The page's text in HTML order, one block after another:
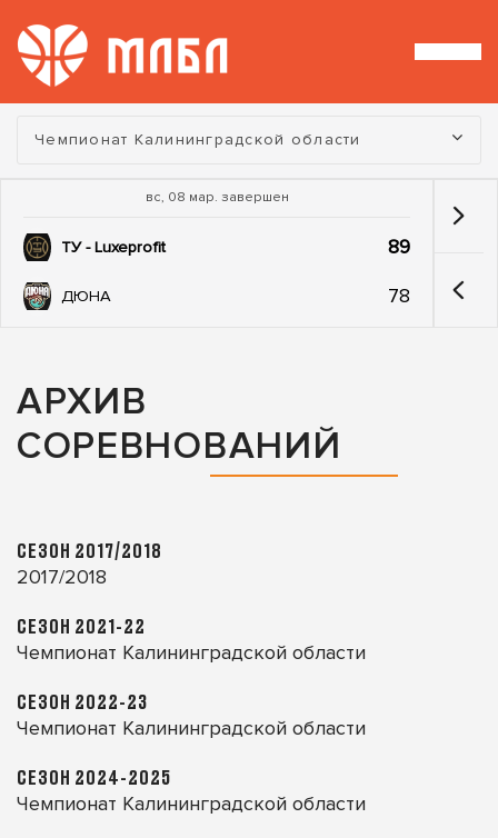
Турнир:
Чемпионат Калининградской области
вс, 08 мар. завершен
ТУ - Luxeprofit 89
ДЮНА 78
АРХИВ
СОРЕВНОВАНИЙ
СЕЗОН 2017/2018
2017/2018
СЕЗОН 2021-22
Чемпионат Калининградской области
СЕЗОН 2022-23
Чемпионат Калининградской области
СЕЗОН 2024-2025
Чемпионат Калининградской области